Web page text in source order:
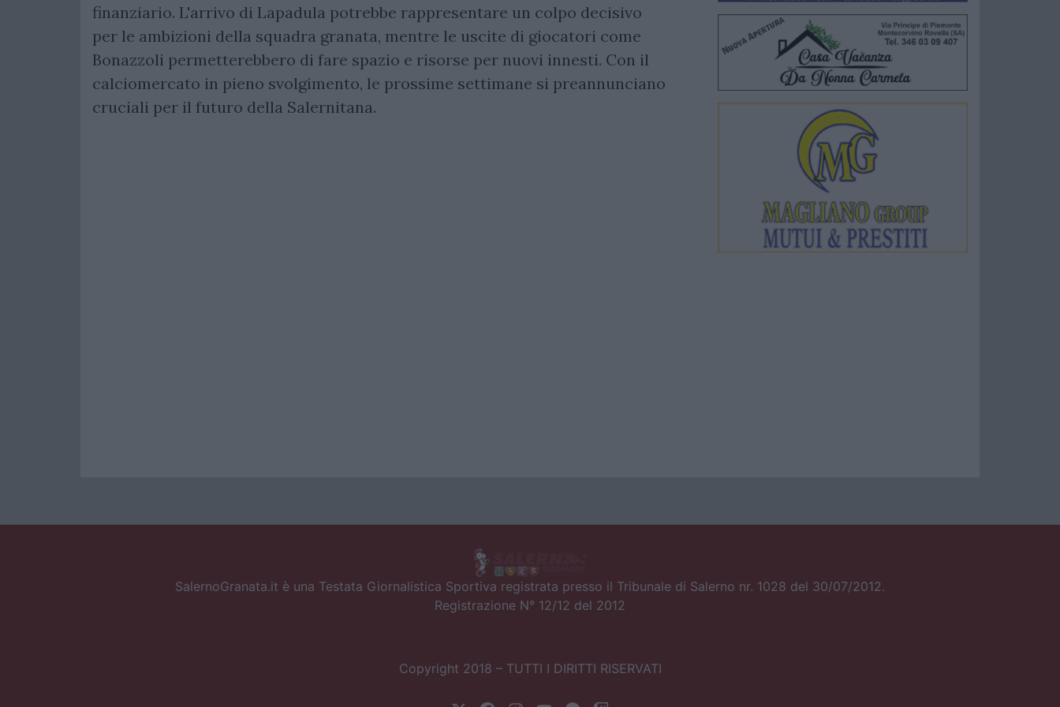
finanziario. L'arrivo di Lapadula potrebbe rappresentare un colpo decisivo
per le ambizioni della squadra granata, mentre le uscite di giocatori come
Bonazzoli permetterebbero di fare spazio e risorse per nuovi innesti. Con il
calciomercato in pieno svolgimento, le prossime settimane si preannunciano
cruciali per il futuro della Salernitana.
SalernoGranata.it è una Testata Giornalistica Sportiva registrata presso il Tribunale di Salerno nr. 1028 del 30/07/2012.
Registrazione N° 12/12 del 2012
Copyright 2018 – TUTTI I DIRITTI RISERVATI